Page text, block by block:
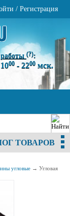
/ Регистрация
(?):
00 - 2200 мск.
ТОВАРОВ
угловые → Угловая